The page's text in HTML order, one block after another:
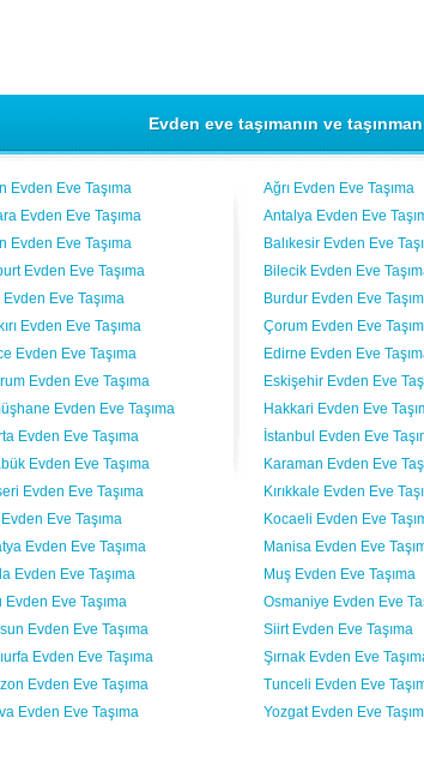
Evden eve taşımanın ve
Evden Eve Taşıma
Ağrı Evden Eve Taşıma
Evden Eve Taşıma
Antalya Evden Eve
Evden Eve Taşıma
Balıkesir Evden Eve
Evden Eve Taşıma
Bilecik Evden Eve
Evden Eve Taşıma
Burdur Evden Eve
Evden Eve Taşıma
Çorum Evden Eve
Evden Eve Taşıma
Edirne Evden Eve
Evden Eve Taşıma
Eskişehir Evden Eve
Evden Eve Taşıma
Hakkari Evden Eve
Evden Eve Taşıma
İstanbul Evden Eve
Evden Eve Taşıma
Karaman Evden Eve
Evden Eve Taşıma
Kırıkkale Evden Eve
Eve Taşıma
Kocaeli Evden Eve
Evden Eve Taşıma
Manisa Evden Eve
Evden Eve Taşıma
Muş Evden Eve Taşıma
Evden Eve Taşıma
Osmaniye Evden Eve
Evden Eve Taşıma
Siirt Evden Eve Taşıma
Evden Eve Taşıma
Şırnak Evden Eve
Evden Eve Taşıma
Tunceli Evden Eve
Evden Eve Taşıma
Yozgat Evden Eve